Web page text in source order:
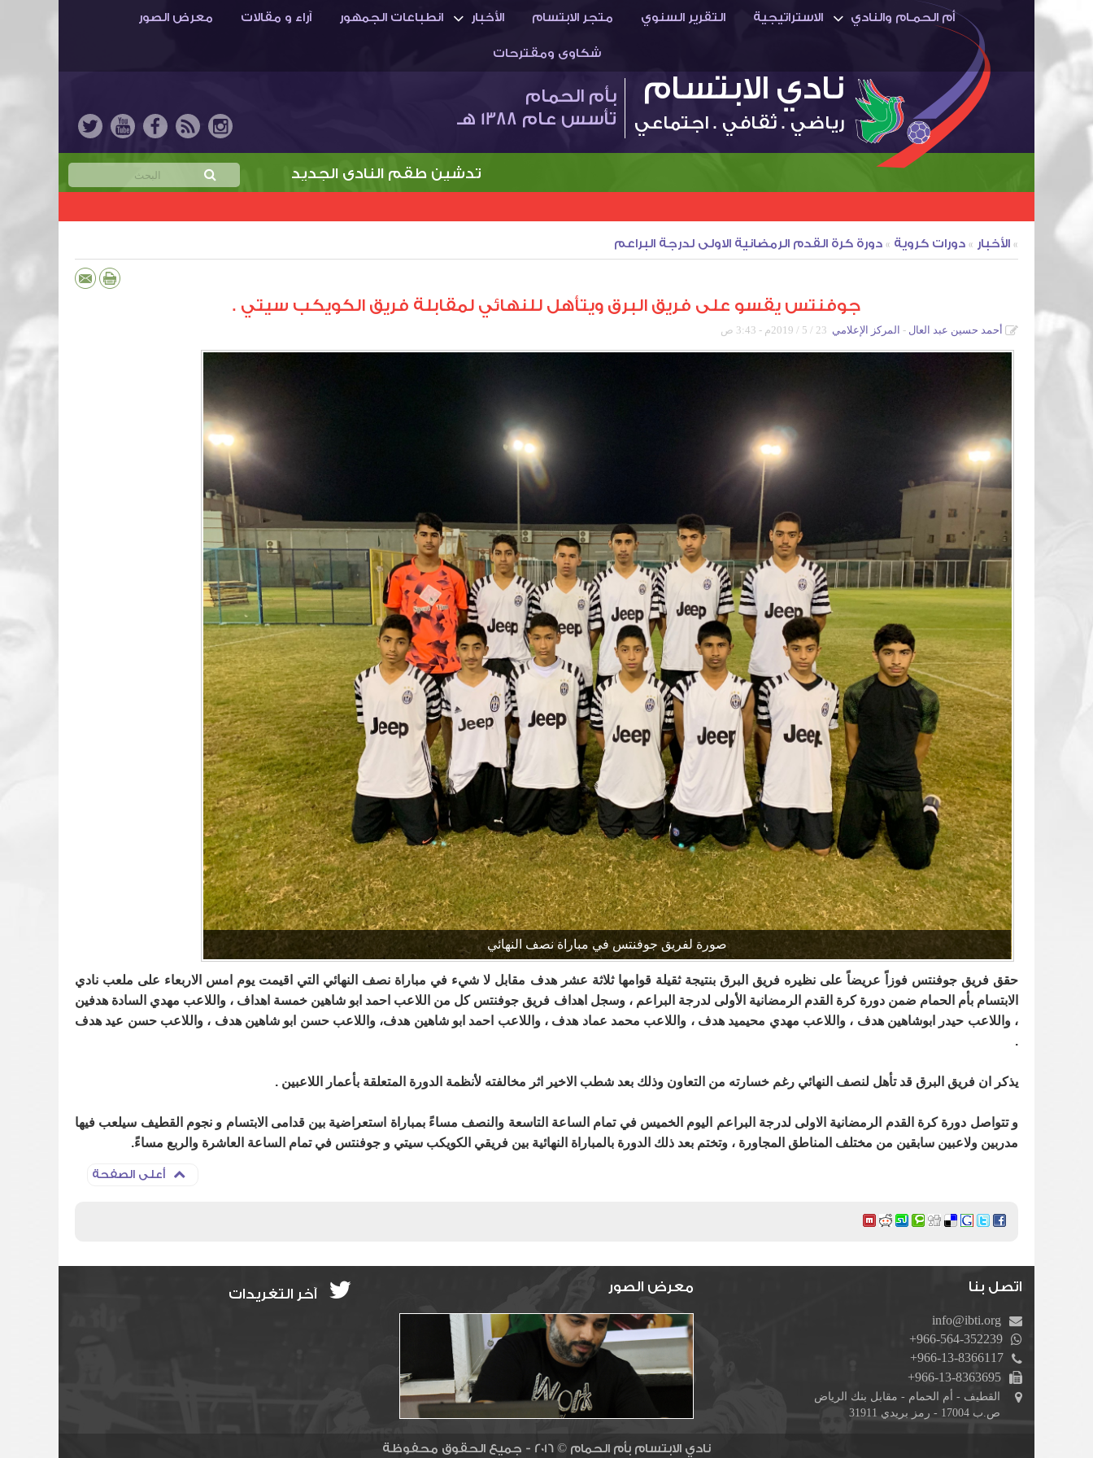
أم الحمـام والنادي الاستراتيجية التقرير السنوي متجر الابتسام الأخبار انطباعات الجمهور آراء و مقالات معرض الصور
شكاوى ومقترحات
نادي الابتسام
رياضي . ثقافي . اجتماعي
بأم الحمام
تأسس عام 1388 هـ
تدشين طقم النادي الجديد خمن نتيجة مباراة الابتسام والهدّاية واربح
» الأخبار » دورات كروية » دورة كرة القدم الرمضانية الاولى لدرجة البراعم
جوفنتس يقسو على فريق البرق ويتأهل للنهائي لمقابلة فريق الكويكب سيتي .
أحمد حسين عبد العال المركز الإعلامي 23 / 5 / 2019م - 3:43 ص
صورة لفريق جوفنتس في مباراة نصف النهائي
حقق فريق جوفنتس فوزاً عريضاً على نظيره فريق البرق بنتيجة ثقيلة قوامها ثلاثة عشر هدف مقابل لا شيء في مباراة نصف النهائي التي اقيمت يوم امس الاربعاء على ملعب نادي
الابتسام بأم الحمام ضمن دورة كرة القدم الرمضانية الأولى لدرجة البراعم ، وسجل اهداف فريق جوفنتس كل من اللاعب احمد ابو شاهين خمسة اهداف ، واللاعب مهدي السادة هدفين
، واللاعب حيدر ابوشاهين هدف ، واللاعب مهدي محيميد هدف ، واللاعب محمد عماد هدف ، واللاعب احمد ابو شاهين هدف، واللاعب حسن ابو شاهين هدف ، واللاعب حسن عيد هدف
.
يذكر ان فريق البرق قد تأهل لنصف النهائي رغم خسارته من التعاون وذلك بعد شطب الاخير اثر مخالفته لأنظمة الدورة المتعلقة بأعمار اللاعبين .
و تتواصل دورة كرة القدم الرمضانية الاولى لدرجة البراعم اليوم الخميس في تمام الساعة التاسعة والنصف مساءً بمباراة استعراضية بين قدامى الابتسام و نجوم القطيف سيلعب فيها
مدربين ولاعبين سابقين من مختلف المناطق المجاورة ، وتختم بعد ذلك الدورة بالمباراة النهائية بين فريقي الكويكب سيتي و جوفنتس في تمام الساعة العاشرة والربع مساءً.
أعلى الصفحة
اتصل بنا
info@ibti.org
+966-564-352239
+966-13-8366117
+966-13-8363695
القطيف - أم الحمام - مقابل بنك الرياض
ص.ب 17004 - رمز بريدي 31911
معرض الصور آخر التغريدات
نادي الابتسام بأم الحمام © 2016 - جميع الحقوق محفوظة